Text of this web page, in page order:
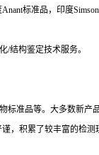
标准品，印度
结构鉴定技术服务。
标准品等。大多数新产
，积累了较丰富的检